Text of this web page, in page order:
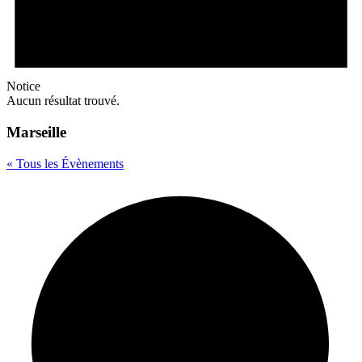
Notice
Aucun résultat trouvé.
Marseille
« Tous les Évènements